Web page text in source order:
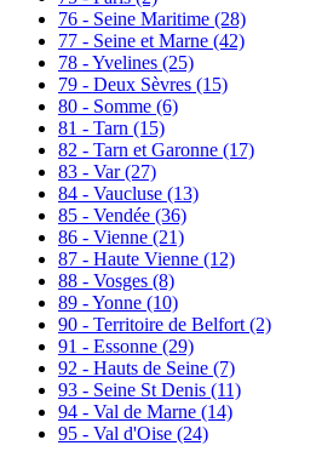
76 - Seine Maritime (28)
77 - Seine et Marne (42)
78 - Yvelines (25)
79 - Deux Sèvres (15)
80 - Somme (6)
81 - Tarn (15)
82 - Tarn et Garonne (17)
83 - Var(27)
84 - Vaucluse (13)
85 - Vendée (36)
86 - Vienne (21)
87 - Haute Vienne (12)
88 - Vosges (8)
89 - Yonne (10)
90 - Territoire de Belfort (2)
91 - Essonne (29)
92 - Hauts de Seine (7)
93 - Seine St Denis (11)
94 - Val de Marne (14)
95 - Val d'Oise (24)